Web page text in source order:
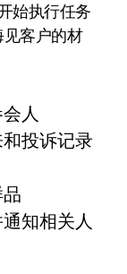
始执行任务
客户的材
人
投诉记录
知相关人